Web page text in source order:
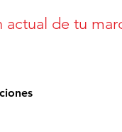
actual de tu